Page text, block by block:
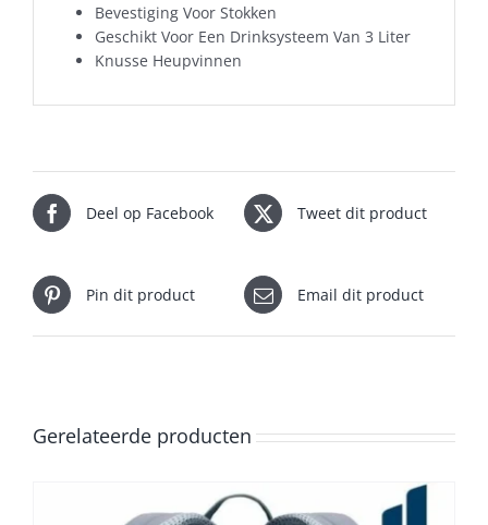
Bevestiging Voor Stokken
Geschikt Voor Een Drinksysteem Van 3 Liter
Knusse Heupvinnen
Deel op Facebook Tweet dit product
Pin dit product Email dit product
Gerelateerde producten